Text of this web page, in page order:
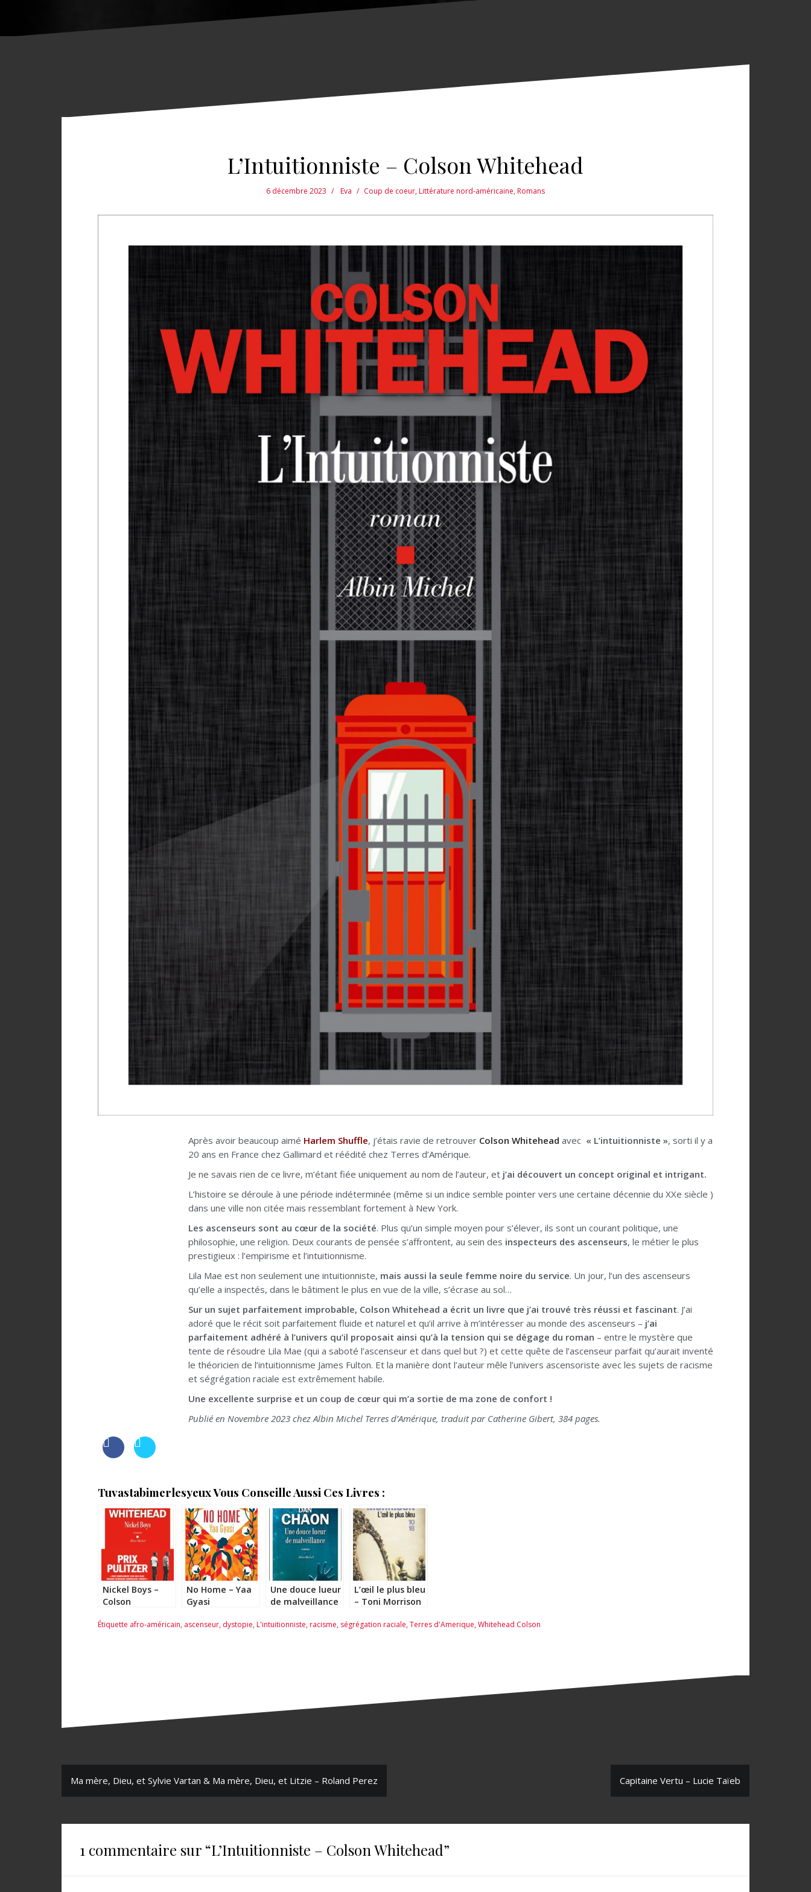
L’Intuitionniste – Colson Whitehead
6 décembre 2023 Eva Coup de coeur,Littérature nord-américaine,Romans
Après avoir beaucoup aimé Harlem Shuffle, j’étais ravie de retrouver Colson Whitehead avec « L’intuitionniste », sorti il y a
20 ans en France chez Gallimard et réédité chez Terres d’Amérique.
Je ne savais rien de ce livre, m’étant fiée uniquement au nom de l’auteur, et j’ai découvert un concept original et intrigant.
L’histoire se déroule à une période indéterminée (même si un indice semble pointer vers une certaine décennie du XXe siècle )
dans une ville non citée mais ressemblant fortement à New York.
Les ascenseurs sont au cœur de la société. Plus qu’un simple moyen pour s’élever, ils sont un courant politique, une
philosophie, une religion. Deux courants de pensée s’affrontent, au sein des inspecteurs des ascenseurs, le métier le plus
prestigieux : l’empirisme et l’intuitionnisme.
Lila Mae est non seulement une intuitionniste, mais aussi la seule femme noire du service. Un jour, l’un des ascenseurs
qu’elle a inspectés, dans le bâtiment le plus en vue de la ville, s’écrase au sol…
Sur un sujet parfaitement improbable, Colson Whitehead a écrit un livre que j’ai trouvé très réussi et fascinant. J’ai
adoré que le récit soit parfaitement fluide et naturel et qu’il arrive à m’intéresser au monde des ascenseurs – j’ai
parfaitement adhéré à l’univers qu’il proposait ainsi qu’à la tension qui se dégage du roman – entre le mystère que
tente de résoudre Lila Mae (qui a saboté l’ascenseur et dans quel but ?) et cette quête de l’ascenseur parfait qu’aurait inventé
le théoricien de l’intuitionnisme James Fulton. Et la manière dont l’auteur mêle l’univers ascensoriste avec les sujets de racisme
et ségrégation raciale est extrêmement habile.
Une excellente surprise et un coup de cœur qui m’a sortie de ma zone de confort !
Publié en Novembre 2023 chez Albin Michel Terres d’Amérique, traduit par Catherine Gibert, 384 pages.
Tuvastabimerlesyeux Vous Conseille Aussi Ces Livres :
Nickel Boys –
Colson
No Home – Yaa
Gyasi
Une douce lueur
de malveillance
L’œil le plus bleu
– Toni Morrison
Étiquette afro-américain, ascenseur, dystopie,L'intuitionniste,racisme, ségrégation raciale,Terres d'Amerique,Whitehead Colson
N
v
Ma mère, Dieu, et Sylvie Vartan & Ma mère, Dieu, et Litzie – Roland Perez Capitaine Vertu – Lucie Taïeb
1 commentaire sur “L’Intuitionniste – Colson Whitehead”